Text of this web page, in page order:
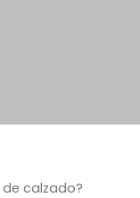
de calzado?